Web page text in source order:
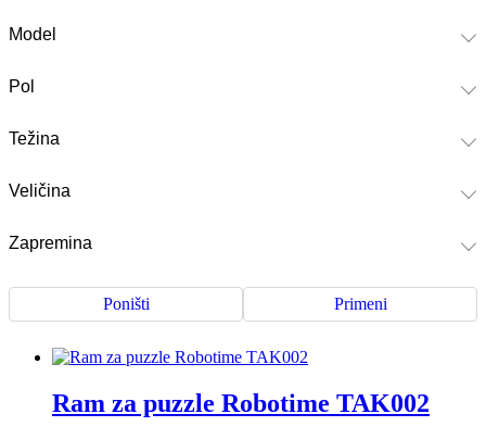
Model
Pol
Težina
Veličina
Zapremina
Primeni
Poništi
Ram za puzzle Robotime TAK002